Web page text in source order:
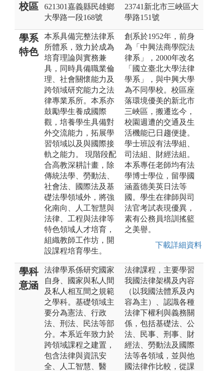
校區
621301嘉義縣民雄鄉
大學路一段168號
23741新北市三峽區大
學路151號
學系
特色
本系具備完整法律系
所體系，致力於成為
培育理論與實務兼
具，同時具備職業倫
理、社會關懷能力及
跨領域研究能力之法
律專業系所。本系亦
鼓勵學生養成國際
觀，培養學生具備對
外交流能力，拓展學
習領域以及與國際接
軌之能力。 現階段配
合高教深耕計畫，除
傳統法學、勞動法、
社會法、國際法及基
礎法學領域外，將強
化南向、人工智慧與
法律、工程與法律等
特色領域人才培育，
組織教師工作坊，開
設課程培育學生。
創系於1952年，前身
為「中興法商學院法
律系」，2000年改名
「國立臺北大學法律
學系」，與中興大學
為不同學校。校區座
落環境優美的新北市
三峽區，搬遷迄今，
校園週遭的交通及生
活機能已日趨便捷。
學士班設有法學組、
司法組、財經法組。
本系專任老師均有法
學博士學位，留學國
涵蓋德美英日法等
國。學生在律師與司
法官考試表現優異，
素有公務員培訓搖籃
之美譽。
下載詳細資料
學科
意涵
法律學系係研究國家
自身、國家與私人間
及私人相互間之規範
之學科。基礎領域主
要分為憲法、行政
法、刑法、民法等部
分。本系近年致力於
跨領域課程之建置，
包含法律與資訊安
全、人工智慧、醫
法律課程，主要學習
我國法律架構及內容
（以我國法體系及內
容為主）、認識各種
法律下權利與義務關
係，包括基礎法、公
法、民事、刑事、財
經法、勞動法及國際
法等各領域，並與他
國法律作比較，從課